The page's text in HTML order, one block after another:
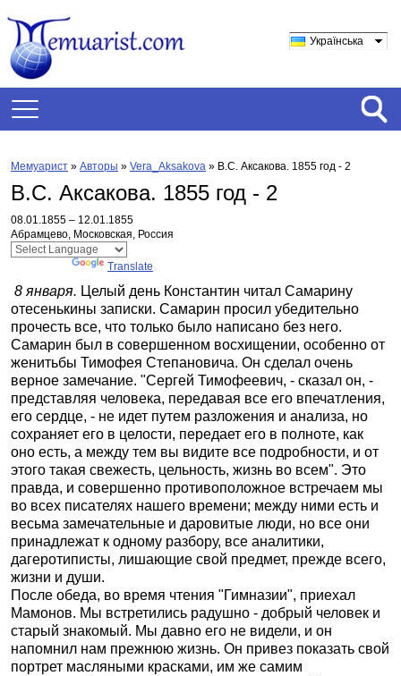
Українська
Мемуарист » Авторы » Vera_Aksakova » В.С. Аксакова. 1855 год - 2
В.С. Аксакова. 1855 год - 2
08.01.1855 – 12.01.1855
Абрамцево, Московская, Россия
Translate
8 января. Целый день Константин читал Самарину
отесенькины записки. Самарин просил убедительно
прочесть все, что только было написано без него.
Самарин был в совершенном восхищении, особенно от
женитьбы Тимофея Степановича. Он сделал очень
верное замечание. "Сергей Тимофеевич, - сказал он, -
представляя человека, передавая все его впечатления,
его сердце, - не идет путем разложения и анализа, но
сохраняет его в целости, передает его в полноте, как
оно есть, а между тем вы видите все подробности, и от
этого такая свежесть, цельность, жизнь во всем". Это
правда, и совершенно противоположное встречаем мы
во всех писателях нашего времени; между ними есть и
весьма замечательные и даровитые люди, но все они
принадлежат к одному разбору, все аналитики,
дагеротиписты, лишающие свой предмет, прежде всего,
жизни и души.
После обеда, во время чтения "Гимназии", приехал
Мамонов. Мы встретились радушно - добрый человек и
старый знакомый. Мы давно его не видели, и он
напомнил нам прежнюю жизнь. Он привез показать свой
портрет масляными красками, им же самим